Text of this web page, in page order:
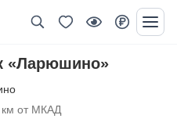
«Ларюшино»
км от МКАД